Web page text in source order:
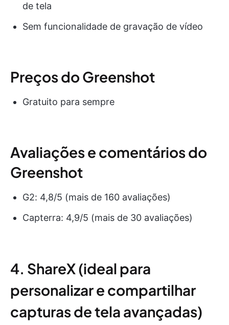
de tela
Sem funcionalidade de gravação de vídeo
Preços do Greenshot
Gratuito para sempre
Avaliações e comentários do
Greenshot
G2: 4,8/5 (mais de 160 avaliações)
Capterra: 4,9/5 (mais de 30 avaliações)
4. ShareX (ideal para
personalizar e compartilhar
capturas de tela avançadas)